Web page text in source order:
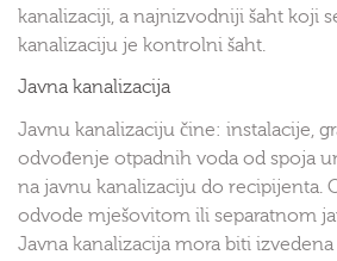
kanalizaciji, a najnizvodniji šaht koji
kanalizaciju je kontrolni šaht.
Javna kanalizacija
Javnu kanalizaciju čine: instalacije,
odvođenje otpadnih voda od spoja
na javnu kanalizaciju do recipijenta.
odvode mješovitom ili separatnom
Javna kanalizacija mora biti